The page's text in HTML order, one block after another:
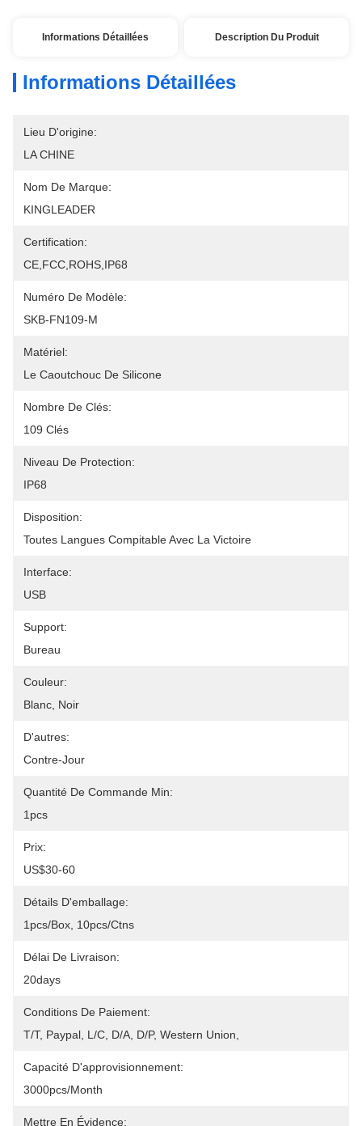
Informations Détaillées Description Du Produit
Informations Détaillées
Lieu D'origine:
LA CHINE
Nom De Marque:
KINGLEADER
Certification:
CE,FCC,ROHS,IP68
Numéro De Modèle:
SKB-FN109-M
Matériel:
Le Caoutchouc De Silicone
Nombre De Clés:
109 Clés
Niveau De Protection:
IP68
Disposition:
Toutes Langues Compitable Avec La Victoire
Interface:
USB
Support:
Bureau
Couleur:
Blanc, Noir
D'autres:
Contre-Jour
Quantité De Commande Min:
1pcs
Prix:
US$30-60
Détails D'emballage:
1pcs/box, 10pcs/ctns
Délai De Livraison:
20days
Conditions De Paiement:
T/T, Paypal, L/C, D/A, D/P, Western Union,
Capacité D'approvisionnement:
3000pcs/month
Mettre En Évidence: